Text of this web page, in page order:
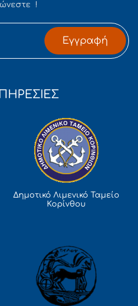
!
Εγγραφή
Δημοτικό Λιμενικό Ταμείο
Κορίνθου